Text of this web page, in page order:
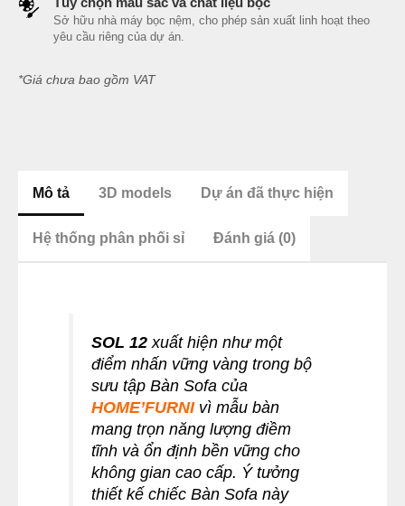
Sở hữu nhà máy bọc nệm, cho phép sản xuất linh hoạt theo
yêu cầu riêng của dự án.
*Giá chưa bao gồm VAT
Mô tả 3D models Dự án đã thực hiện
Hệ thống phân phối sỉ Đánh giá (0)
SOL 12 xuất hiện như một
điểm nhấn vững vàng trong bộ
sưu tập Bàn Sofa của
HOME’FURNI vì mẫu bàn
mang trọn năng lượng điềm
tĩnh và ổn định bền vững cho
không gian cao cấp. Ý tưởng
thiết kế chiếc Bàn Sofa này